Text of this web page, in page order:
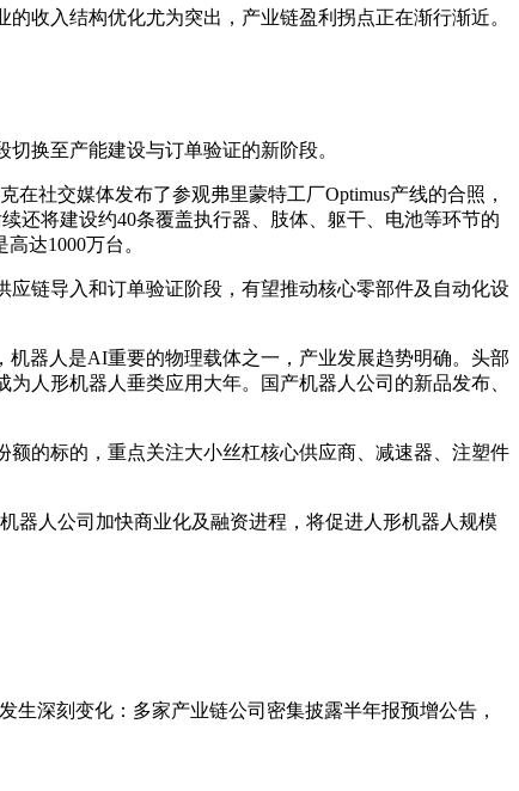
收入结构优化尤为突出，产业链盈利拐点正在渐行渐近。
换至产能建设与订单验证的新阶段。
社交媒体发布了参观弗里蒙特工厂Optimus产线的合照，
还将建设约40条覆盖执行器、肢体、躯干、电池等环节的
达1000万台。
链导入和订单验证阶段，有望推动核心零部件及自动化设
器人是AI重要的物理载体之一，产业发展趋势明确。头部
人形机器人垂类应用大年。国产机器人公司的新品发布、
额的标的，重点关注大小丝杠核心供应商、减速器、注塑件
器人公司加快商业化及融资进程，将促进人形机器人规模
深刻变化：多家产业链公司密集披露半年报预增公告，